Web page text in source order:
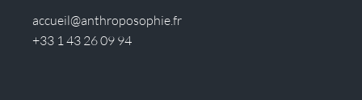
accueil@anthroposophie.fr
+33 1 43 26 09 94